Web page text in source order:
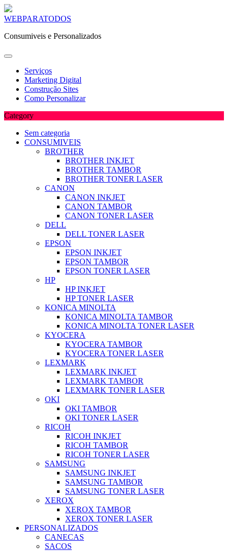
Skip
content
WEBPARATODOS
Consumiveis e Personalizados
Serviços
Marketing Digital
Construção Sites
Como Personalizar
Category
Sem categoria
CONSUMIVEIS
BROTHER
BROTHER INKJET
BROTHER TAMBOR
BROTHER TONER LASER
CANON
CANON INKJET
CANON TAMBOR
CANON TONER LASER
DELL
DELL TONER LASER
EPSON
EPSON INKJET
EPSON TAMBOR
EPSON TONER LASER
HP
HP INKJET
HP TONER LASER
KONICA MINOLTA
KONICA MINOLTA TAMBOR
KONICA MINOLTA TONER LASER
KYOCERA
KYOCERA TAMBOR
KYOCERA TONER LASER
LEXMARK
LEXMARK INKJET
LEXMARK TAMBOR
LEXMARK TONER LASER
OKI
OKI TAMBOR
OKI TONER LASER
RICOH
RICOH INKJET
RICOH TAMBOR
RICOH TONER LASER
SAMSUNG
SAMSUNG INKJET
SAMSUNG TAMBOR
SAMSUNG TONER LASER
XEROX
XEROX TAMBOR
XEROX TONER LASER
PERSONALIZADOS
CANECAS
SACOS